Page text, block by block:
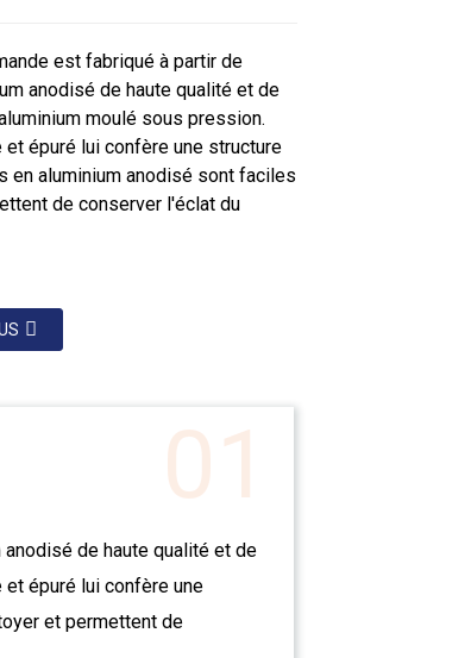
est fabriqué à partir de
anodisé de haute qualité et de
moulé sous pression.
épuré lui confère une structure
en aluminium anodisé sont faciles
de conserver l'éclat du
01
de haute qualité et de
épuré lui confère une
et permettent de